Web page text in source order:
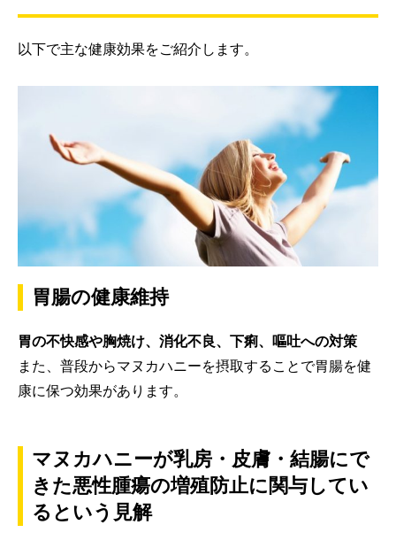
以下で主な健康効果をご紹介します。
胃腸の健康維持
胃の不快感や胸焼け、消化不良、下痢、嘔吐への対策
また、普段からマヌカハニーを摂取することで胃腸を健
康に保つ効果があります。
マヌカハニーが乳房・皮膚・結腸にで
きた悪性腫瘍の増殖防止に関与してい
るという見解